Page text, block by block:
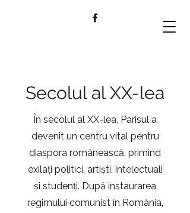
Secolul al XX-lea
În secolul al XX-lea, Parisul a
devenit un centru vital pentru
diaspora românească, primind
exilați politici, artiști, intelectuali
și studenți. După instaurarea
regimului comunist în România,